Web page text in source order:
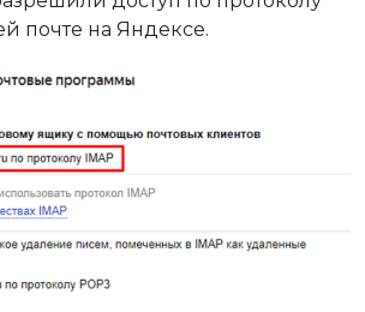
почте на Яндексе.